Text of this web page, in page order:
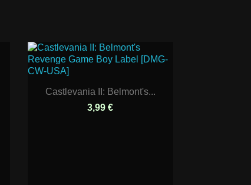
Castlevania II: Belmont's...
3,99 €